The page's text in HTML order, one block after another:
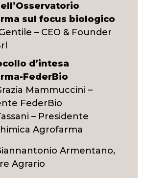
sul focus biologico
– CEO & Founder
d’intesa
FederBio
Mammuccini –
FederBio
– Presidente
Agrofarma
Armentano,
Agrario